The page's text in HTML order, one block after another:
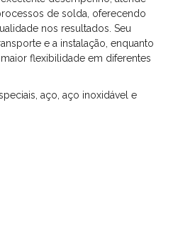
de solda, oferecendo
nos resultados. Seu
e a instalação, enquanto
flexibilidade em diferentes
aço, aço inoxidável e